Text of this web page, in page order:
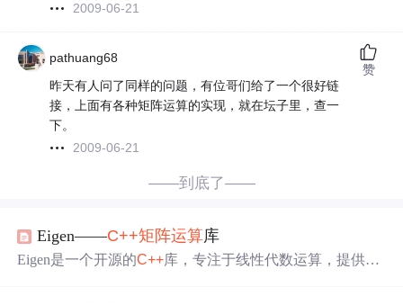
2009-06-21
pathuang68
昨天有人问了同样的问题，有位哥们给了一个很好链
接，上面有各种矩阵运算的实现，就在坛子里，查一
下。
2009-06-21
赞
——到底了——
Eigen——C++矩阵运算库
Eigen是一个开源的C++库，专注于线性代数运算，提供矩